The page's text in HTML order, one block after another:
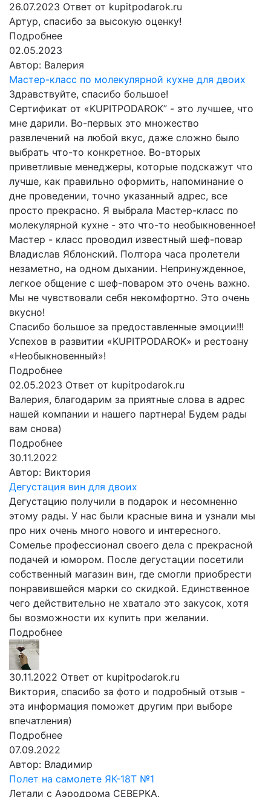
26.07.2023 Ответ от kupitpodarok.ru
Артур, спасибо за высокую оценку!
Подробнее
02.05.2023
Автор: Валерия
Мастер-класс по молекулярной кухне для двоих
Здравствуйте, спасибо большое!
Сертификат от «KUPITPODAROK” - это лучшее, что
мне дарили. Во-первых это множество
развлечений на любой вкус, даже сложно было
выбрать что-то конкретное. Во-вторых
приветливые менеджеры, которые подскажут что
лучше, как правильно оформить, напоминание о
дне проведении, точно указанный адрес, все
просто прекрасно. Я выбрала Мастер-класс по
молекулярной кухне - это что-то необыкновенное!
Мастер - класс проводил известный шеф-повар
Владислав Яблонский. Полтора часа пролетели
незаметно, на одном дыхании. Непринужденное,
легкое общение с шеф-поваром это очень важно.
Мы не чувствовали себя некомфортно. Это очень
вкусно!
Спасибо большое за предоставленные эмоции!!!
Успехов в развитии «KUPITPODAROK» и рестоану
«Необыкновенный»!
Подробнее
02.05.2023 Ответ от kupitpodarok.ru
Валерия, благодарим за приятные слова в адрес
нашей компании и нашего партнера! Будем рады
вам снова)
Подробнее
30.11.2022
Автор: Виктория
Дегустация вин для двоих
Дегустацию получили в подарок и несомненно
этому рады. У нас были красные вина и узнали мы
про них очень много нового и интересного.
Сомелье профессионал своего дела с прекрасной
подачей и юмором. После дегустации посетили
собственный магазин вин, где смогли приобрести
понравившейся марки со скидкой. Единственное
чего действительно не хватало это закусок, хотя
бы возможности их купить при желании.
Подробнее
30.11.2022 Ответ от kupitpodarok.ru
Виктория, спасибо за фото и подробный отзыв -
эта информация поможет другим при выборе
впечатления)
Подробнее
07.09.2022
Автор: Владимир
Полет на самолете ЯК-18Т №1
Летали с Аэродрома СЕВЕРКА.